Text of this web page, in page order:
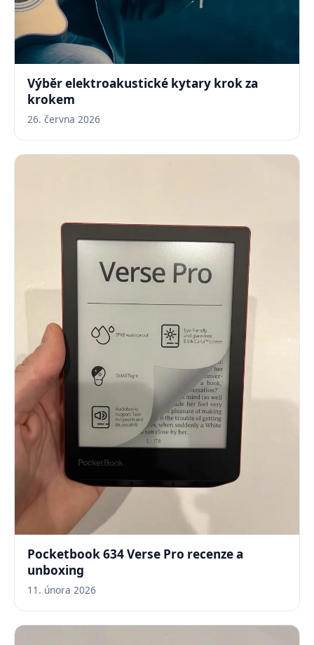
Výběr elektroakustické kytary krok za
krokem
26. června 2026
Pocketbook 634 Verse Pro recenze a
unboxing
11. února 2026